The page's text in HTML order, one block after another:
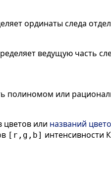
ординаты следа
ведущую часть
полиномом или
цветов или названий
[r,g,b] интенсивности